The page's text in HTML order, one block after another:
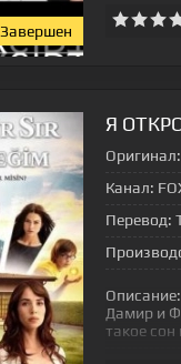
Завершен
Я
Оригинал:
Канал:
Перевод:
Описание:
Дамир и
такое сон